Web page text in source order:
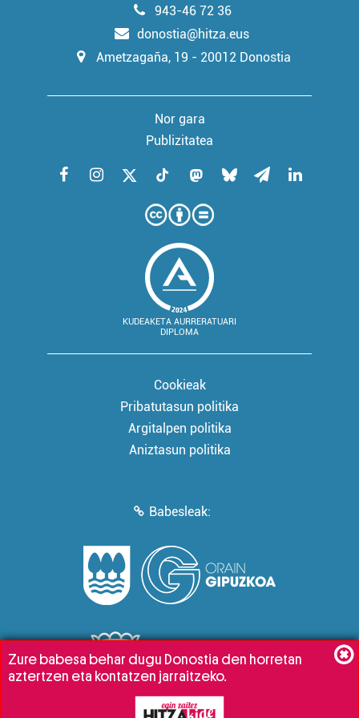
943-46 72 36
donostia@hitza.eus
Ametzagaña, 19 - 20012 Donostia
Nor gara
Publizitatea
KUDEAKETA AURRERATUARI
DIPLOMA
Cookieak
Pribatutasun politika
Argitalpen politika
Aniztasun politika
Babesleak:
Zure babesa behar dugu Donostia den horretan
aztertzen eta kontatzen jarraitzeko.